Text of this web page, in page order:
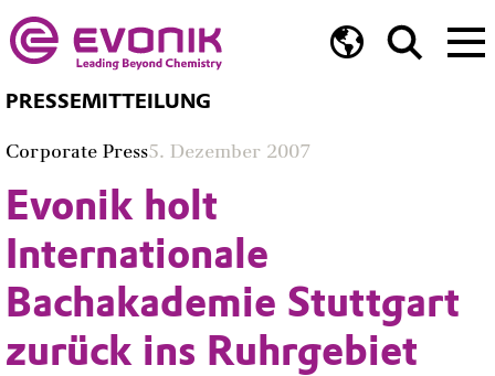
PRESSEMITTEILUNG
Corporate Press5. Dezember 2007
Evonik holt
Internationale
Bachakademie Stuttgart
zurück ins Ruhrgebiet